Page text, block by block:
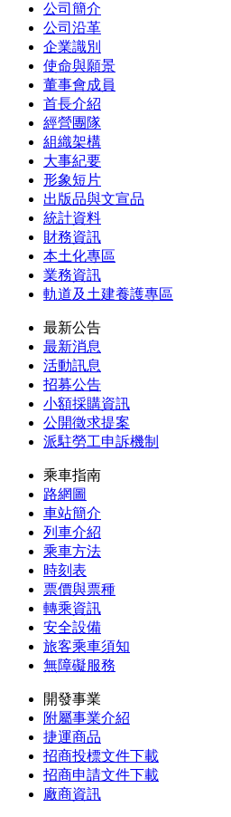
公司簡介
公司沿革
企業識別
使命與願景
董事會成員
首長介紹
經營團隊
組織架構
大事紀要
形象短片
出版品與文宣品
統計資料
財務資訊
本土化專區
業務資訊
軌道及土建養護專區
最新公告
最新消息
活動訊息
招募公告
小額採購資訊
公開徵求提案
派駐勞工申訴機制
乘車指南
路網圖
車站簡介
列車介紹
乘車方法
時刻表
票價與票種
轉乘資訊
安全設備
旅客乘車須知
無障礙服務
開發事業
附屬事業介紹
捷運商品
招商投標文件下載
招商申請文件下載
廠商資訊